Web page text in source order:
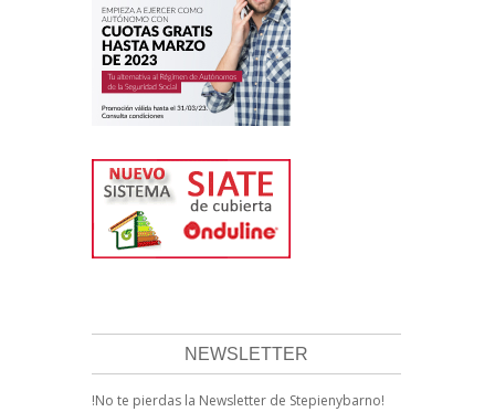
NEWSLETTER
!No te pierdas la Newsletter de Stepienybarno!